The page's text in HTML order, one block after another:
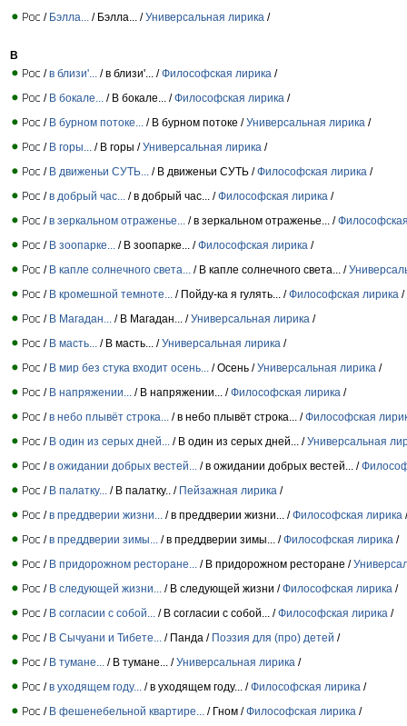
/ Бэлла... / Бэлла... /Универсальная лирика /
В
/в близи'... / в близи'... /Философская лирика /
/ В бокале... / В бокале... /Философская лирика /
/ В бурном потоке... / В бурном потоке /Универсальная лирика /
/ В горы... / В горы /Универсальная лирика /
/ В движеньи СУТЬ... / В движеньи СУТЬ /Философская лирика /
/в добрый час... / в добрый час... /Философская лирика /
/в зеркальном отраженье... / в зеркальном отраженье... /
/ В зоопарке... / В зоопарке... /Философская лирика /
/ В капле солнечного света... / В капле солнечного света... /
/ В кромешной темноте... / Пойду-ка я гулять... /Философская лирика /
/ В Магадан... / В Магадан... /Универсальная лирика /
/ В масть... / В масть... /Универсальная лирика /
/ В мир без стука входит осень... / Осень /Универсальная лирика /
/ В напряжении... / В напряжении... /Философская лирика /
/в небо плывёт строка... / в небо плывёт строка... /Философская
/ В один из серых дней... / В один из серых дней... /Универсальная
/в ожидании добрых вестей... / в ожидании добрых вестей... /
/ В палатку... / В палатку.. / Пейзажная лирика /
/в преддверии жизни... / в преддверии жизни... /Философская лирика /
/в преддверии зимы... / в преддверии зимы... /Философская лирика /
/ В придорожном ресторане... / В придорожном ресторане /
/ В следующей жизни... / В следующей жизни /Философская лирика /
/ В согласии с собой... / В согласии с собой... /Философская лирика /
/ В Сычуани и Тибете... / Панда / Поэзия для (про) детей /
/ В тумане... / В тумане... /Универсальная лирика /
/в уходящем году... / в уходящем году... /Философская лирика /
/ В фешенебельной квартире... / Гном /Философская лирика /